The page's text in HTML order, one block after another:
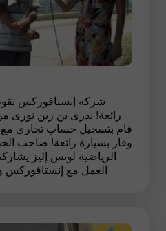
شركة إنستافوركس
رائعة! نذرى بن زين نورى
قام بتسجيل حساب تجارى
وفاز بسيارة رائعة! صاحب
الرياضية لوتس إليز
العمل مع إنستافوركس